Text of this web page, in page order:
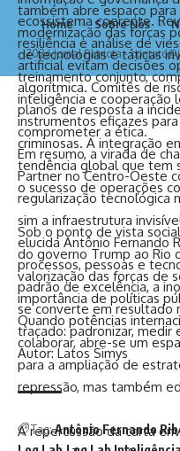
ecossistema coerente.
resiliência e análise de
artificial evitam decisões
algorítmica. Comitês de
planos de resposta a
comprometer a ética.
Em resumo, a virada de
Partner no Centro-Oeste
regularização tecnológica
sim a infraestrutura
elucida Antônio Fernando
processos, pessoas e
padrão de excelência, a
se converte em resultado
traçado: padronizar,
Autor: Latos Simys
Tag:Antônio Fernando
também abre espaço para
modernização das forças
de tecnologias e táticas
treinamento conjunto,
inteligência e cooperação
instrumentos eficazes
criminosas. A integração
tendência global que tem
o sucesso de operações
Sob o ponto de vista
do governo Trump ao Rio
valorização das forças de
importância de políticas
Quando potências
colaborar, abre-se um
para a ampliação de
repressão, mas também
A repercussão da carta
2026 Jornal Patriota -
Home Sobre Nós